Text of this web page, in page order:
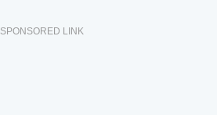
SPONSORED LINK